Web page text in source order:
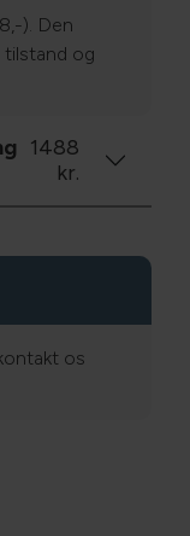
). Den
og
1488
kr.
os